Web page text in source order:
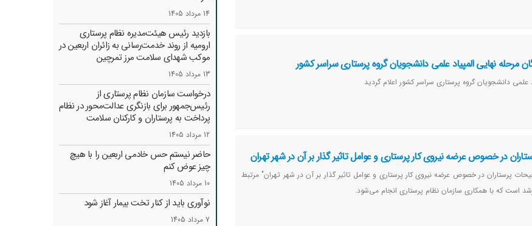
مرحله نهايي المپیاد علمی دانشجويان گروه پرستاري سراسر کشور
علمي دانشجويان گروه پرستاري سراسر كشور اعلام گرديد
در خصوص عرضه نیروی کار پرستاری و عوامل تاثیر گذار بر آن در شهر تهران
پرستاران در خصوص عرضه نیروی کار پرستاری و عوامل تاثیر گذار بر آن در شهر تهران" مرتبط
است که با همکاری سازمان نظام پرستاری انجام می‌شود.
14 مرداد 1405
بازدید رئیس هیئت‌مدیره نظام پرستاری
ارومیه از روند خدمت‌رسانی به زائران اربعین در
موکب شهدای سلامت مرز تمرچین
13 مرداد 1405
درخواست سازمان نظام پرستاری از
رئیس‌جمهور برای بازنگری عدالت‌محور در نظام
پرداخت به پرستاران و کارکنان سلامت
12 مرداد 1405
حاضر نیستم حس خادمی اربعین را با هیچ
چیز عوض کنم
10 مرداد 1405
نوآوری باید از کنار تخت بیمار آغاز شود
7 مرداد 1405